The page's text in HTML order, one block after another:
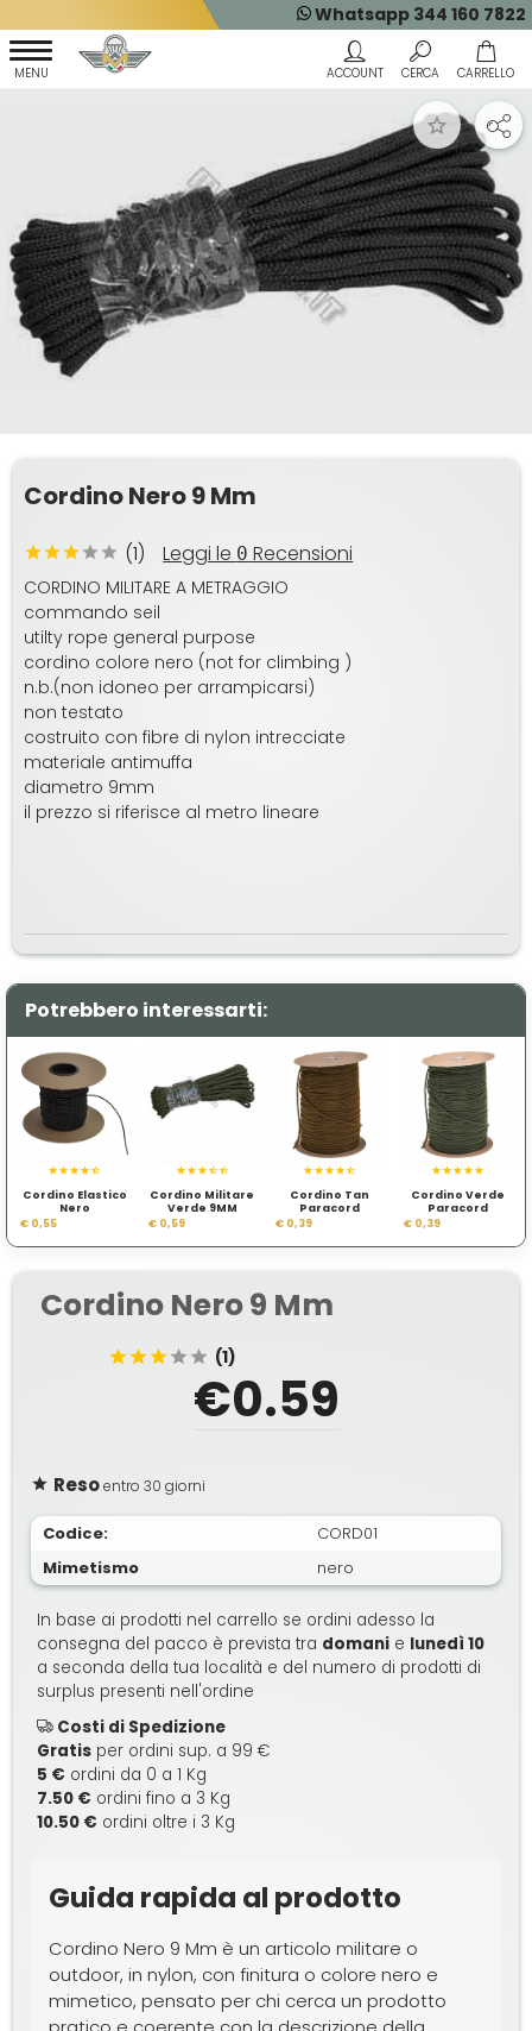
Whatsapp 344 160 7822
Cordino Nero 9 Mm
(1) Leggi le 0 Recensioni
CORDINO MILITARE A METRAGGIO
commando seil
utilty rope general purpose
cordino colore nero (not for climbing )
n.b.(non idoneo per arrampicarsi)
non testato
costruito con fibre di nylon intrecciate
materiale antimuffa
diametro 9mm
il prezzo si riferisce al metro lineare
Potrebbero interessarti:
Cordino Elastico
Nero
€ 0,55
Cordino Militare
Verde 9MM
€ 0,59
Cordino Tan
Paracord
€ 0,39
Cordino Verde
Paracord
€ 0,39
Cordino Nero 9 Mm
(1)
€0.59
Resoentro 30 giorni
Codice:
CORD01
Mimetismo
nero
In base ai prodotti nel carrello se ordini adesso la
consegna del pacco è prevista tra domani e lunedì 10
a seconda della tua località e del numero di prodotti di
surplus presenti nell'ordine
Costi di Spedizione
Gratis per ordini sup. a 99 €
5 € ordini da 0 a 1 Kg
7.50 € ordini fino a 3 Kg
10.50 € ordini oltre i 3 Kg
Guida rapida al prodotto
Cordino Nero 9 Mm è un articolo militare o
outdoor, in nylon, con finitura o colore nero e
mimetico, pensato per chi cerca un prodotto